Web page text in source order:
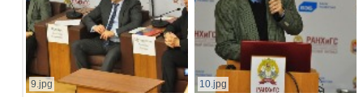
9.jpg 10.jpg